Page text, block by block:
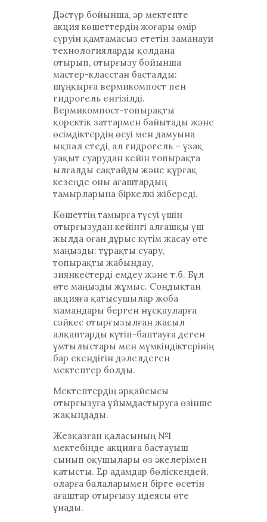
Дәстүр бойынша, әр мектепте
акция көшеттердің жоғары өмір
сүруін қамтамасыз ететін заманауи
технологияларды қолдана
отырып, отырғызу бойынша
мастер-класстан басталды:
шұңқырға вермикомпост пен
гидрогель енгізілді.
Вермикомпост-топырақты
қоректік заттармен байытады және
өсімдіктердің өсуі мен дамуына
ықпал етеді, ал гидрогель – ұзақ
уақыт суарудан кейін топырақта
ылғалды сақтайды және құрғақ
кезеңде оны ағаштардың
тамырларына біркелкі жібереді.
Көшеттің тамырға түсуі үшін
отырғызудан кейінгі алғашқы үш
жылда оған дұрыс күтім жасау өте
маңызды: тұрақты суару,
топырақты жабындау,
зиянкестерді емдеу және т.б. Бұл
өте маңызды жұмыс. Сондықтан
акцияға қатысушылар жоба
мамандары берген нұсқауларға
сәйкес отырғызылған жасыл
алқаптарды күтіп-баптауға деген
ұмтылыстары мен мүмкіндіктерінің
бар екендігін дәлелдеген
мектептер болды.
Мектептердің әрқайсысы
отырғызуға ұйымдастыруға өзінше
жақындады.
Жезқазған қаласының №1
мектебінде акцияға бастауыш
сынып оқушылары өз әкелерімен
қатысты. Ер адамдар бөліскендей,
оларға балаларымен бірге өсетін
ағаштар отырғызу идеясы өте
ұнады.